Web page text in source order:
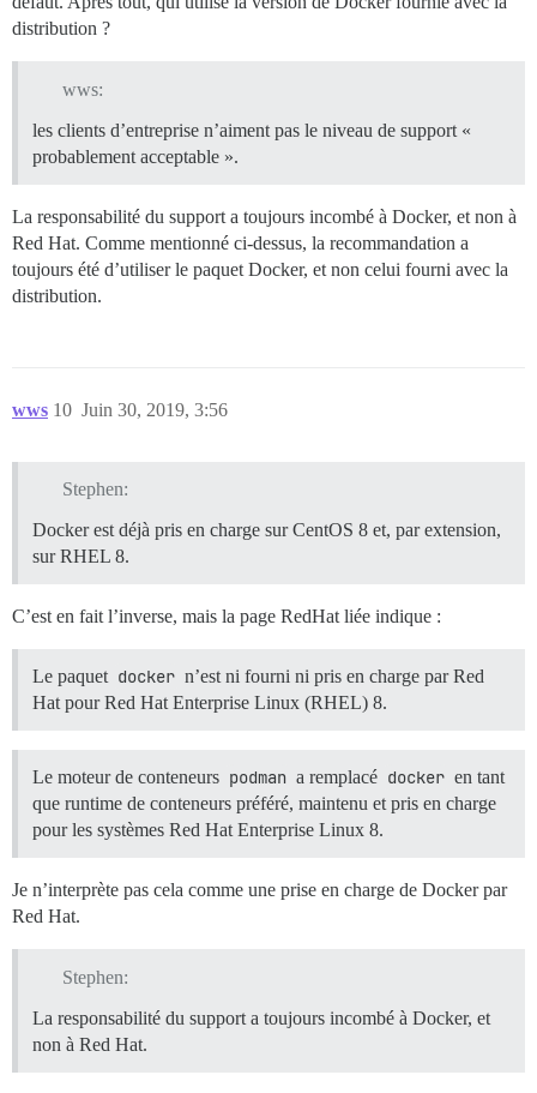
distribution ?
wws:
les clients d’entreprise n’aiment pas le niveau de support «
probablement acceptable ».
La responsabilité du support a toujours incombé à Docker, et non à
Red Hat. Comme mentionné ci-dessus, la recommandation a
toujours été d’utiliser le paquet Docker, et non celui fourni avec la
distribution.
wws Juin 30, 2019, 3:56
10
Stephen:
Docker est déjà pris en charge sur CentOS 8 et, par extension,
sur RHEL 8.
C’est en fait l’inverse, mais la page RedHat liée indique :
Le paquet docker n’est ni fourni ni pris en charge par Red
Hat pour Red Hat Enterprise Linux (RHEL) 8.
Le moteur de conteneurs podman a remplacé docker en tant
que runtime de conteneurs préféré, maintenu et pris en charge
pour les systèmes Red Hat Enterprise Linux 8.
Je n’interprète pas cela comme une prise en charge de Docker par
Red Hat.
Stephen:
La responsabilité du support a toujours incombé à Docker, et
non à Red Hat.